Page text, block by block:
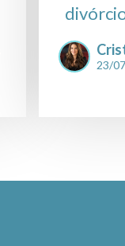
23/